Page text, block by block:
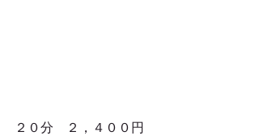
２０分　２，４００円